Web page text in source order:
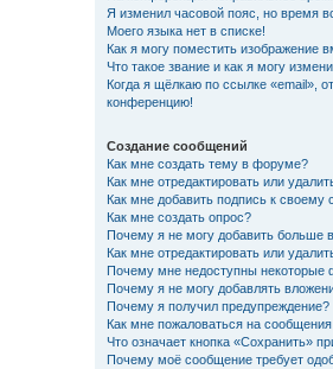
Я изменил часовой пояс, но время
Моего языка нет в списке!
Как я могу поместить изображение
Что такое звание и как я могу
Когда я щёлкаю по ссылке «email»,
конференцию!
Создание сообщений
Как мне создать тему в форуме?
Как мне отредактировать или
Как мне добавить подпись к своему
Как мне создать опрос?
Почему я не могу добавить больше
Как мне отредактировать или
Почему мне недоступны некоторые
Почему я не могу добавлять
Почему я получил предупреждение?
Как мне пожаловаться на
Что означает кнопка «Сохранить»
Почему моё сообщение требует